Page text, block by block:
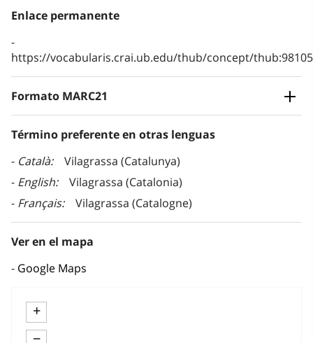
Enlace permanente
https://vocabularis.crai.ub.edu/thub/concept/
Formato MARC21
Término preferente en otras lenguas
Català
Vilagrassa (Catalunya)
English
Vilagrassa (Catalonia)
Français
Vilagrassa (Catalogne)
Ver en el mapa
Google Maps
+
−